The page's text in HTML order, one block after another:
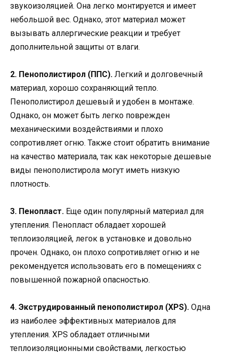
звукоизоляцией. Она легко монтируется и имеет
небольшой вес. Однако, этот материал может
вызывать аллергические реакции и требует
дополнительной защиты от влаги.
2. Пенополистирол (ППС). Легкий и долговечный
материал, хорошо сохраняющий тепло.
Пенополистирол дешевый и удобен в монтаже.
Однако, он может быть легко поврежден
механическими воздействиями и плохо
сопротивляет огню. Также стоит обратить внимание
на качество материала, так как некоторые дешевые
виды пенополистирола могут иметь низкую
плотность.
3. Пенопласт. Еще один популярный материал для
утепления. Пенопласт обладает хорошей
теплоизоляцией, легок в установке и довольно
прочен. Однако, он плохо сопротивляет огню и не
рекомендуется использовать его в помещениях с
повышенной пожарной опасностью.
4. Экструдированный пенополистирол (XPS). Одна
из наиболее эффективных материалов для
утепления. XPS обладает отличными
теплоизоляционными свойствами, легкостью